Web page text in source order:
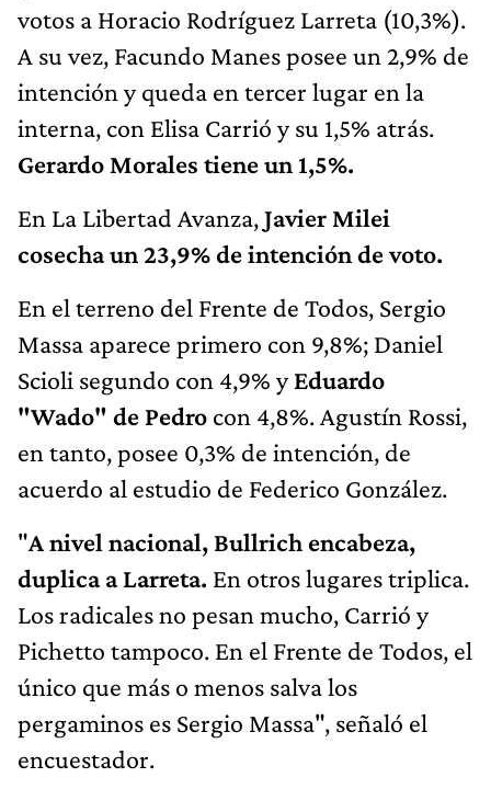
votos a Horacio Rodríguez Larreta (10,3%).
A su vez, Facundo Manes posee un 2,9% de
intención y queda en tercer lugar en la
interna, con Elisa Carrió y su 1,5% atrás.
Gerardo Morales tiene un 1,5%.
En La Libertad Avanza,Javier Milei
cosecha un 23,9% de intención de voto.
En el terreno del Frente de Todos, Sergio
Massa aparece primero con 9,8%; Daniel
Scioli segundo con 4,9% yEduardo
"Wado" de Pedro con 4,8%. Agustín Rossi,
en tanto, posee 0,3% de intención, de
acuerdo al estudio de Federico González.
"A nivel nacional, Bullrich encabeza,
duplica a Larreta. En otros lugares triplica.
Los radicales no pesan mucho, Carrió y
Pichetto tampoco. En el Frente de Todos, el
único que más o menos salva los
pergaminos es Sergio Massa", señaló el
encuestador.